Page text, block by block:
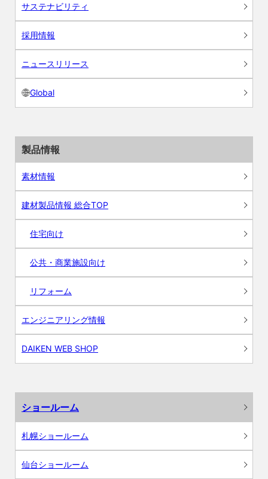
サステナビリティ
採用情報
ニュースリリース
Global
製品情報
素材情報
建材製品情報 総合TOP
住宅向け
公共・商業施設向け
リフォーム
エンジニアリング情報
DAIKEN WEB SHOP
ショールーム
札幌ショールーム
仙台ショールーム